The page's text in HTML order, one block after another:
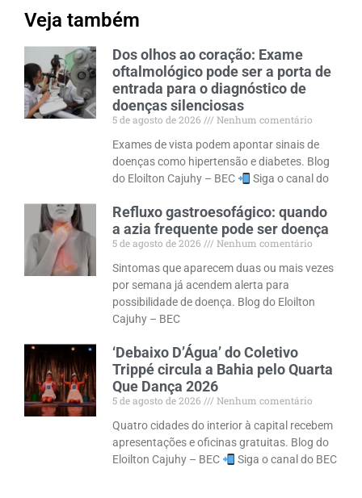
Veja também
Dos olhos ao coração: Exame
oftalmológico pode ser a porta de
entrada para o diagnóstico de
doenças silenciosas
5 de agosto de 2026
Nenhum comentário
Exames de vista podem apontar sinais de
doenças como hipertensão e diabetes. Blog
do Eloilton Cajuhy – BEC
Siga o canal do
Refluxo gastroesofágico: quando
a azia frequente pode ser doença
5 de agosto de 2026
Nenhum comentário
Sintomas que aparecem duas ou mais vezes
por semana já acendem alerta para
possibilidade de doença. Blog do Eloilton
Cajuhy – BEC
‘Debaixo D’Água’ do Coletivo
Trippé circula a Bahia pelo Quarta
Que Dança 2026
5 de agosto de 2026
Nenhum comentário
Quatro cidades do interior à capital recebem
apresentações e oficinas gratuitas. Blog do
Eloilton Cajuhy – BEC
Siga o canal do BEC